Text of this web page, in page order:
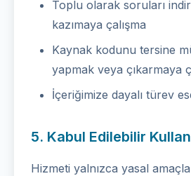
Toplu olarak soruları
kazımaya çalışma
Kaynak kodunu tersine
yapmak veya çıkarmaya
İçeriğimize dayalı türev
5. Kabul Edilebilir
Hizmeti yalnızca yasal